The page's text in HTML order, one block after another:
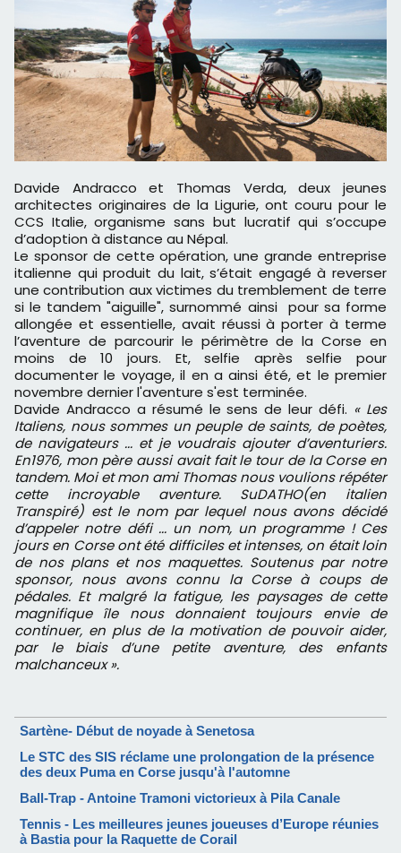
Davide Andracco et Thomas Verda, deux jeunes
architectes originaires de la Ligurie, ont couru pour le
CCS Italie, organisme sans but lucratif qui s’occupe
d’adoption à distance au Népal.
Le sponsor de cette opération, une grande entreprise
italienne qui produit du lait, s’était engagé à reverser
une contribution aux victimes du tremblement de terre
si le tandem "aiguille", surnommé ainsi pour sa forme
allongée et essentielle, avait réussi à porter à terme
l’aventure de parcourir le périmètre de la Corse en
moins de 10 jours. Et, selfie après selfie pour
documenter le voyage, il en a ainsi été, et le premier
novembre dernier l'aventure s'est terminée.
Davide Andracco a résumé le sens de leur défi. « Les
Italiens, nous sommes un peuple de saints, de poètes,
de navigateurs ... et je voudrais ajouter d’aventuriers.
En1976, mon père aussi avait fait le tour de la Corse en
tandem. Moi et mon ami Thomas nous voulions répéter
cette incroyable aventure. SuDATHO(en italien
Transpiré) est le nom par lequel nous avons décidé
d’appeler notre défi ... un nom, un programme ! Ces
jours en Corse ont été difficiles et intenses, on était loin
de nos plans et nos maquettes. Soutenus par notre
sponsor, nous avons connu la Corse à coups de
pédales. Et malgré la fatigue, les paysages de cette
magnifique île nous donnaient toujours envie de
continuer, en plus de la motivation de pouvoir aider,
par le biais d’une petite aventure, des enfants
malchanceux ».
Sartène- Début de noyade à Senetosa
Le STC des SIS réclame une prolongation de la présence
des deux Puma en Corse jusqu'à l'automne
Ball-Trap - Antoine Tramoni victorieux à Pila Canale
Tennis - Les meilleures jeunes joueuses d’Europe réunies
à Bastia pour la Raquette de Corail